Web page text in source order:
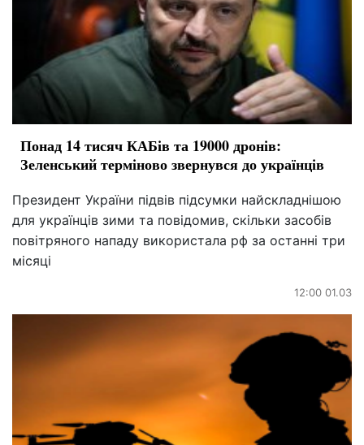
Понад 14 тисяч КАБів та 19000 дронів:
Зеленський терміново звернувся до українців
Президент України підвів підсумки найскладнішою
для українців зими та повідомив, скільки засобів
повітряного нападу використала рф за останні три
місяці
12:00 01.03